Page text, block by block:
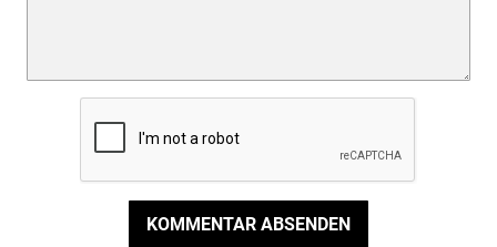
KOMMENTAR ABSENDEN